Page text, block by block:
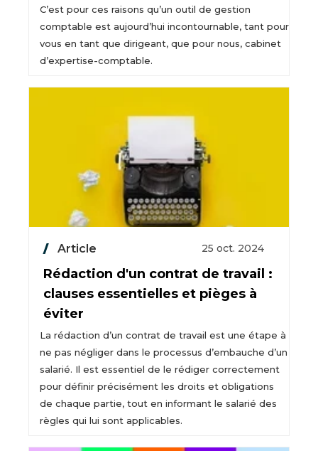
C’est pour ces raisons qu’un outil de gestion
comptable est aujourd’hui incontournable, tant pour
vous en tant que dirigeant, que pour nous, cabinet
d’expertise-comptable.
Article 25 oct. 2024
Rédaction d'un contrat de travail :
clauses essentielles et pièges à
éviter
La rédaction d’un contrat de travail est une étape à
ne pas négliger dans le processus d’embauche d’un
salarié. Il est essentiel de le rédiger correctement
pour définir précisément les droits et obligations
de chaque partie, tout en informant le salarié des
règles qui lui sont applicables.